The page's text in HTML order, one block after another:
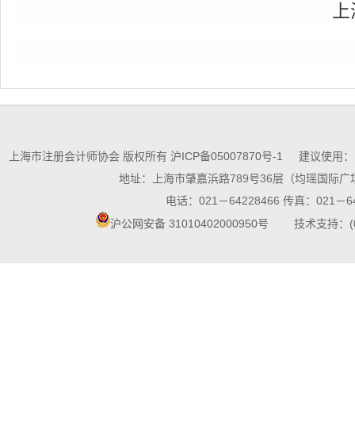
上海市注册会计师协会 版权所有 沪ICP备05007870号-1
建议使用：
地址：上海市肇嘉浜路789号36层（均瑶国际广
电话：021－64228466 传真：021－
沪公网安备 31010402000950号 技术支持：